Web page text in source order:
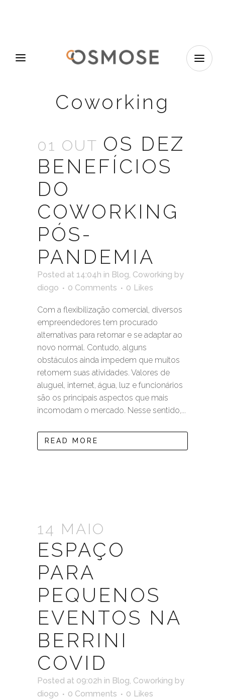
Coworking
01 OUT OS DEZ
BENEFÍCIOS
DO
COWORKING
PÓS-
PANDEMIA
Posted at 14:04h in Blog, Coworking by
diogo
0 Comments 0 Likes
Com a flexibilização comercial, diversos
empreendedores tem procurado
alternativas para retornar e se adaptar ao
novo normal. Contudo, alguns
obstáculos ainda impedem que muitos
retomem suas atividades. Valores de
aluguel, internet, água, luz e funcionários
são os principais aspectos que mais
incomodam o mercado. Nesse sentido,...
READ MORE
14 MAIO
ESPAÇO
PARA
PEQUENOS
EVENTOS NA
BERRINI
COVID
Posted at 09:02h in Blog, Coworking by
diogo
0 Comments 0 Likes